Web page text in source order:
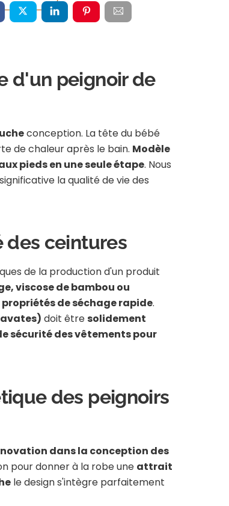
d'un peignoir de
conception. La tête du bébé
de chaleur après le bain. Modèle
pieds en une seule étape. Nous
la qualité de vie des
des ceintures
de la production d'un produit
viscose de bambou ou
de séchage rapide.
doit être solidement
sécurité des vêtements pour
des peignoirs
dans la conception des
pour donner à la robe une attrait
le design s'intègre parfaitement